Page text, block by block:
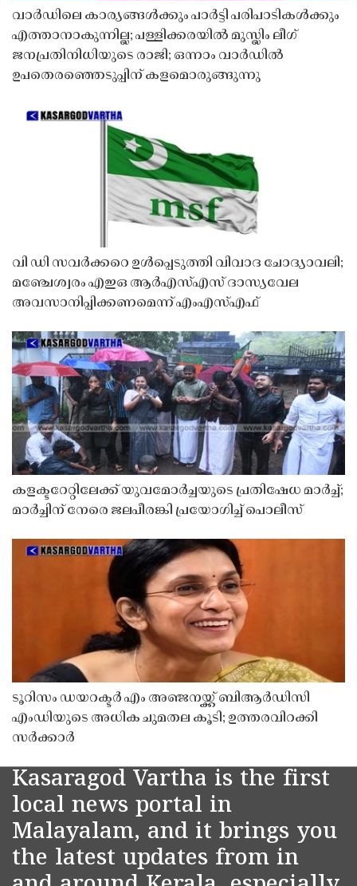
വാർഡിലെ കാര്യങ്ങൾക്കും പാർട്ടി പരിപാടികൾക്കും
എത്താനാകുന്നില്ല; പള്ളിക്കരയിൽ മുസ്ലിം ലീഗ്
ജനപ്രതിനിധിയുടെ രാജി; ഒന്നാം വാർഡിൽ
ഉപതെരഞ്ഞെടുപ്പിന് കളമൊരുങ്ങുന്നു
വി ഡി സവർക്കറെ ഉൾപ്പെടുത്തി വിവാദ ചോദ്യാവലി;
മഞ്ചേശ്വരം എഇഒ ആർഎസ്എസ് ദാസ്യവേല
അവസാനിപ്പിക്കണമെന്ന് എംഎസ്എഫ്
കളക്ടറേറ്റിലേക്ക് യുവമോർച്ചയുടെ പ്രതിഷേധ മാർച്ച്;
മാർച്ചിന് നേരെ ജലപീരങ്കി പ്രയോഗിച്ച് പൊലീസ്
ടൂറിസം ഡയറക്ടർ എം അഞ്ജനയ്ക്ക് ബിആർഡിസി
എംഡിയുടെ അധിക ചുമതല കൂടി; ഉത്തരവിറക്കി
സർക്കാർ
Kasaragod Vartha is the first
local news portal in
Malayalam, and it brings you
the latest updates from in